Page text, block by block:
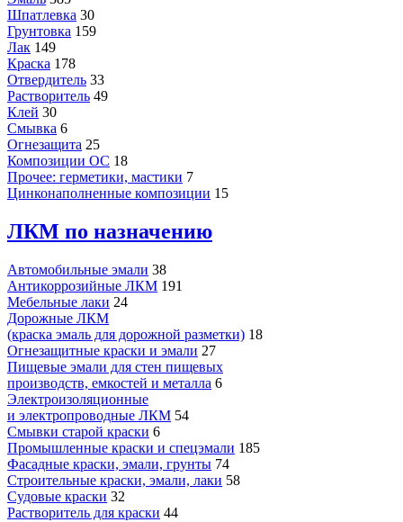
Шпатлевка 30
Грунтовка 159
Лак 149
Краска 178
Отвердитель 33
Растворитель 49
Клей 30
Смывка 6
Огнезащита 25
Композиции ОС 18
Прочее: герметики, мастики 7
Цинконаполненные композиции 15
ЛКМ по назначению
Автомобильные эмали 38
Антикоррозийные ЛКМ 191
Мебельные лаки 24
Дорожные ЛКМ
(краска эмаль для дорожной разметки) 18
Огнезащитные краски и эмали 27
Пищевые эмали для стен пищевых
производств, емкостей и металла 6
Электроизоляционные
и электропроводные ЛКМ 54
Смывки старой краски 6
Промышленные краски и спецэмали 185
Фасадные краски, эмали, грунты 74
Строительные краски, эмали, лаки 58
Судовые краски 32
Растворитель для краски 44